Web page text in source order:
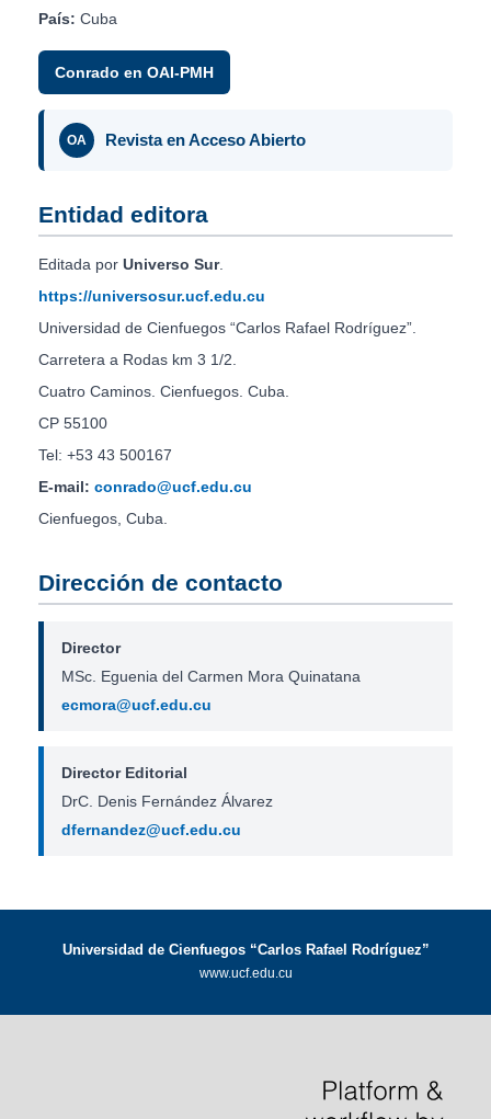
País: Cuba
Conrado en OAI-PMH
OA Revista en Acceso Abierto
Entidad editora
Editada por Universo Sur.
https://universosur.ucf.edu.cu
Universidad de Cienfuegos “Carlos Rafael Rodríguez”.
Carretera a Rodas km 3 1/2.
Cuatro Caminos. Cienfuegos. Cuba.
CP 55100
Tel: +53 43 500167
E-mail: conrado@ucf.edu.cu
Cienfuegos, Cuba.
Dirección de contacto
Director
MSc. Eguenia del Carmen Mora Quinatana
ecmora@ucf.edu.cu
Director Editorial
DrC. Denis Fernández Álvarez
dfernandez@ucf.edu.cu
Universidad de Cienfuegos “Carlos Rafael Rodríguez”
www.ucf.edu.cu